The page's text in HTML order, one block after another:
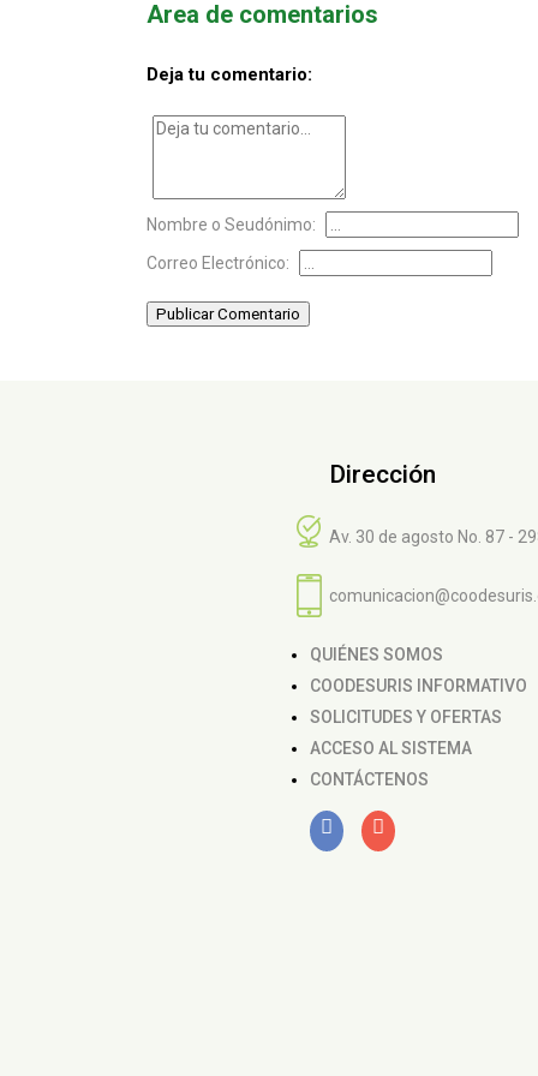
Area de comentarios
Deja tu comentario:
Nombre o Seudónimo:
Correo Electrónico:
Publicar Comentario
Dirección
Av. 30 de agosto No. 87 -
QUIÉNES SOMOS
COODESURIS INFORMATIVO
SOLICITUDES Y OFERTAS
ACCESO AL SISTEMA
CONTÁCTENOS